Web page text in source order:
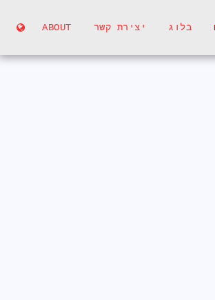
בלוג יצירת קשר ABOUT